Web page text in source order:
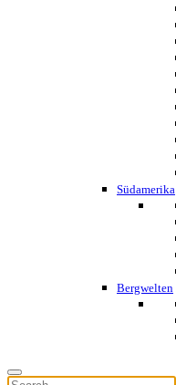
Südamerika
Bergwelten